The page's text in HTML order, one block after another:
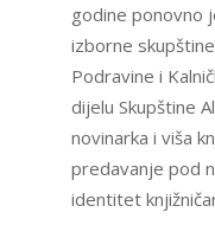
godine ponovno
izborne
Podravine i
dijelu Skupštine
novinarka i viša
predavanje pod
identitet